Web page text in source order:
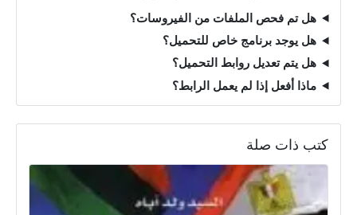
هل تم فحص الملفات من الفيروسات؟
هل يوجد برنامج خاص للتحميل؟
هل يتم تعديل روابط التحميل؟
ماذا أفعل إذا لم يعمل الرابط؟
كتب ذات صلة